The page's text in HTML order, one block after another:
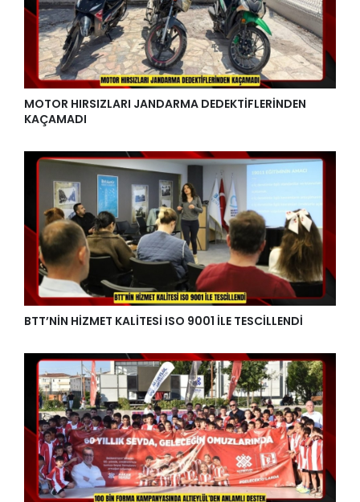
MOTOR HIRSIZLARI JANDARMA DEDEKTİFLERİNDEN
KAÇAMADI
BTT’NİN HİZMET KALİTESİ ISO 9001 İLE TESCİLLENDİ